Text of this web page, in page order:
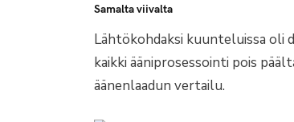
Samalta viivalta
Lähtökohdaksi kuunteluissa oli
kaikki ääniprosessointi pois
äänenlaadun vertailu.